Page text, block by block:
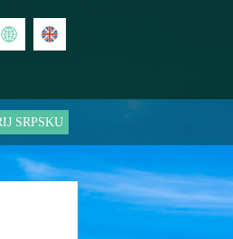
SRPSKU